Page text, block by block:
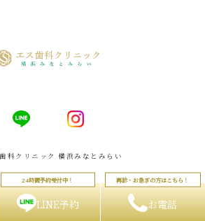
科クリニック 横浜みなとみらい
LINE予約 お電話